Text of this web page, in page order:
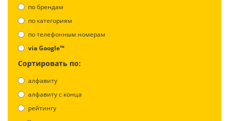
по брендам
по категориям
по телефонным номерам
via Google™
Сортировать по:
алфавиту
aлфавиту с конца
рейтингу